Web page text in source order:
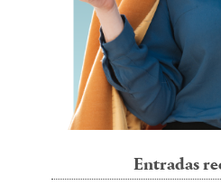
Entradas